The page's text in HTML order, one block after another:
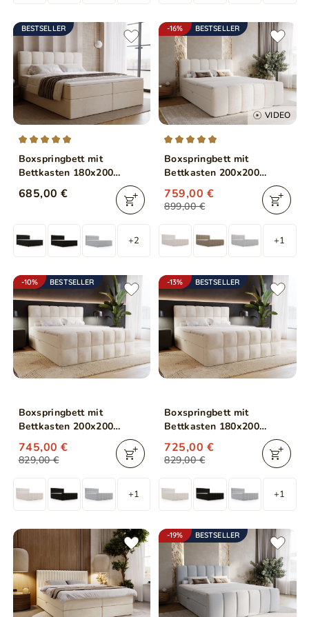
BESTSELLER
Boxspringbett mit
Bettkasten 180x200
Maison Beige
685,00 €
+2
-16% BESTSELLER
VIDEO
Boxspringbett mit
Bettkasten 200x200
Bouclé-Stoff Cloud Beige
899,00 €
759,00 €
+1
-10% BESTSELLER
Boxspringbett mit
Bettkasten 200x200
Alicante Beige
829,00 €
745,00 €
+1
-13% BESTSELLER
Boxspringbett mit
Bettkasten 180x200
Alicante Beige
829,00 €
725,00 €
+1
-19% BESTSELLER